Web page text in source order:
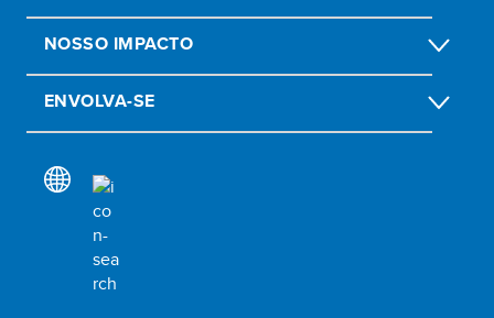
NOSSO IMPACTO
ENVOLVA-SE